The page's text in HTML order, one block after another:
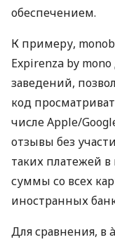
обеспечением.
К примеру,
Expirenza by
заведений,
код
числе Apple/
отзывы без
таких платежей в
суммы со всех
иностранных
Для сравнения, в